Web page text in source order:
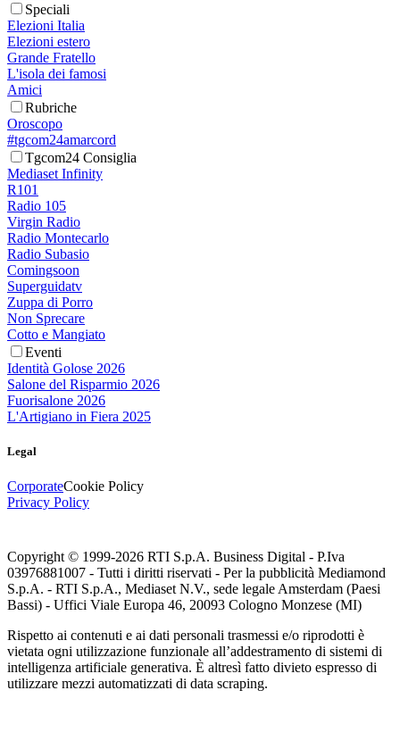
Speciali
Elezioni Italia
Elezioni estero
Grande Fratello
L'isola dei famosi
Amici
Rubriche
Oroscopo
#tgcom24amarcord
Tgcom24 Consiglia
Mediaset Infinity
R101
Radio 105
Virgin Radio
Radio Montecarlo
Radio Subasio
Comingsoon
Superguidatv
Zuppa di Porro
Non Sprecare
Cotto e Mangiato
Eventi
Identità Golose 2026
Salone del Risparmio 2026
Fuorisalone 2026
L'Artigiano in Fiera 2025
Legal
CorporateCookie Policy
Privacy Policy
Copyright © 1999-2026 RTI S.p.A. Business Digital - P.Iva
03976881007 - Tutti i diritti riservati - Per la pubblicità Mediamond
S.p.A. - RTI S.p.A., Mediaset N.V., sede legale Amsterdam (Paesi
Bassi) - Uffici Viale Europa 46, 20093 Cologno Monzese (MI)
Rispetto ai contenuti e ai dati personali trasmessi e/o riprodotti è
vietata ogni utilizzazione funzionale all’addestramento di sistemi di
intelligenza artificiale generativa. È altresì fatto divieto espresso di
utilizzare mezzi automatizzati di data scraping.